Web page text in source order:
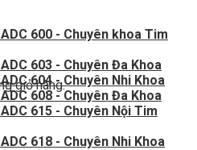
giỏ hàng.
600 - Chuyên khoa Tim
603 - Chuyên Đa Khoa
604 - Chuyên Nhi Khoa
608 - Chuyên Đa Khoa
615 - Chuyên Nội Tim
618 - Chuyên Nhi Khoa